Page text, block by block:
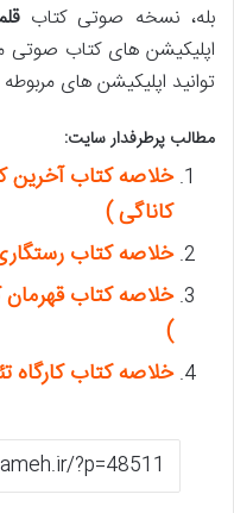
بله، نسخه صوتی کتاب
اپلیکیشن های کتاب
توانید اپلیکیشن های
مطالب پرطرفدار سایت:
خلاصه کتاب
کاناگی )
خلاصه کتاب
خلاصه کتاب
)
خلاصه کتاب کارگاه